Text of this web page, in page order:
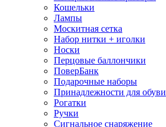
Кошельки
Лампы
Москитная сетка
Набор нитки + иголки
Носки
Перцовые баллончики
ПоверБанк
Подарочные наборы
Принадлежности для обуви
Рогатки
Ручки
Сигнальное снаряжение